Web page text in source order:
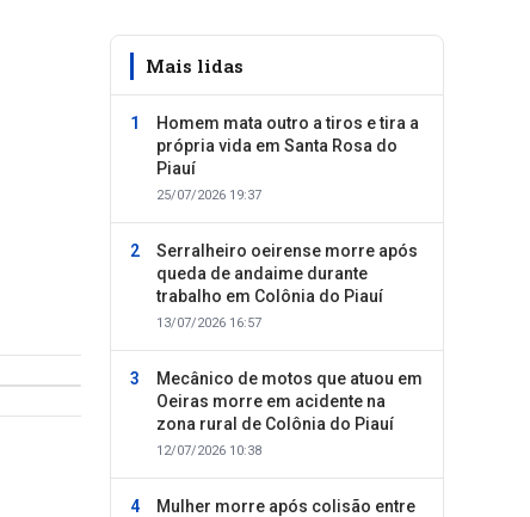
Mais lidas
Homem mata outro a tiros e tira a
própria vida em Santa Rosa do
Piauí
25/07/2026 19:37
Serralheiro oeirense morre após
queda de andaime durante
trabalho em Colônia do Piauí
13/07/2026 16:57
Mecânico de motos que atuou em
Oeiras morre em acidente na
zona rural de Colônia do Piauí
12/07/2026 10:38
Mulher morre após colisão entre